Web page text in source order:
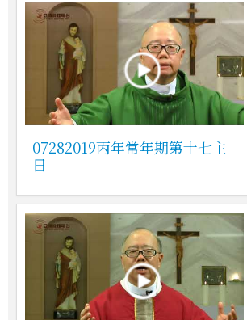
07282019丙年常年期第十七主
日